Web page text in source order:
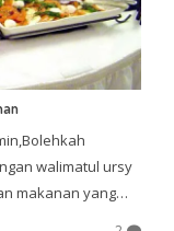
walimatul ursy
makanan yang…